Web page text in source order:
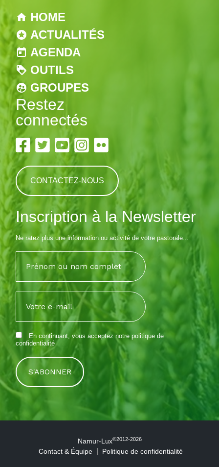
HOME
ACTUALITÉS
AGENDA
OUTILS
GROUPES
Restez
connectés
CONTACTEZ-NOUS
Inscription à la Newsletter
Ne ratez plus une information ou activité de votre pastorale...
En continuant, vous acceptez notre politique de
confidentialité
Namur-Lux©2012-2026
Contact & Équipe Politique de confidentialité